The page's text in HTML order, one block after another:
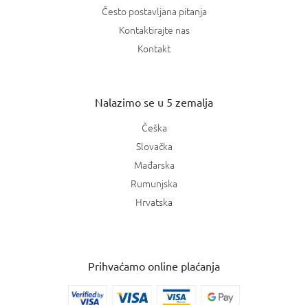
Često postavljana pitanja
Kontaktirajte nas
Kontakt
Nalazimo se u 5 zemalja
Češka
Slovačka
Mađarska
Rumunjska
Hrvatska
Prihvaćamo online plaćanja